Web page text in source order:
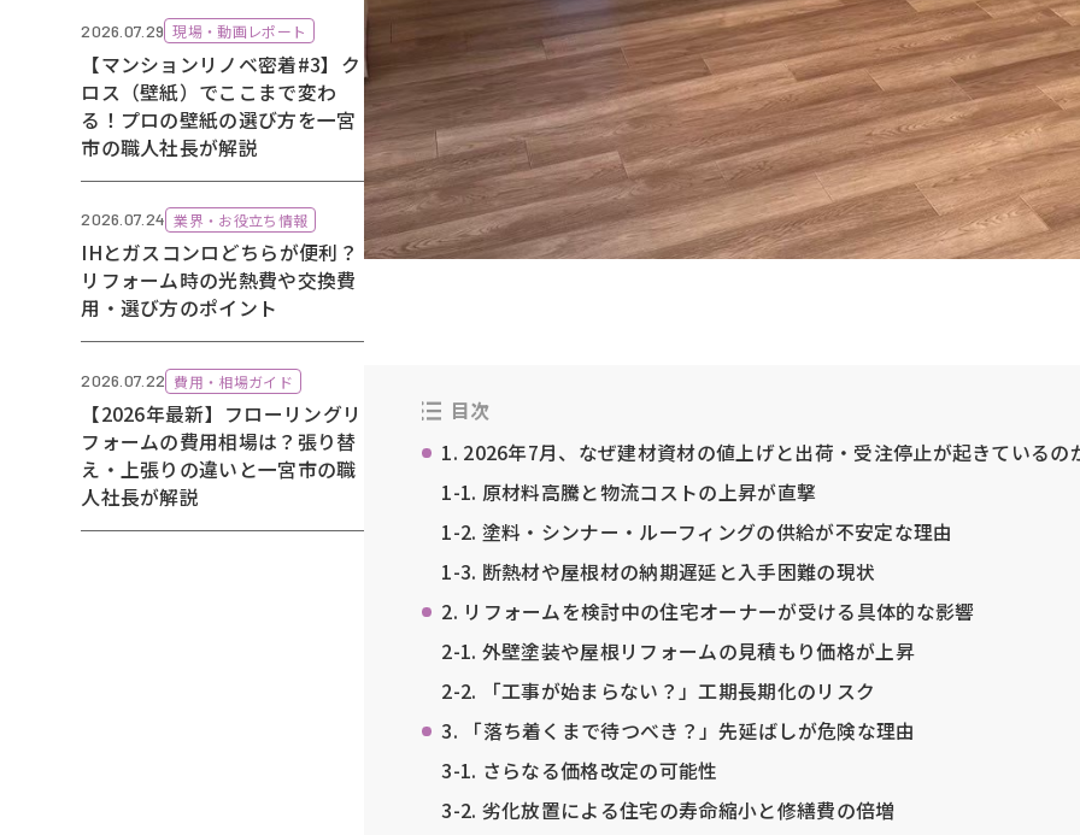
2026.07.29 現場・動画レポート
【マンションリノベ密着#3】ク
ロス（壁紙）でここまで変わ
る！プロの壁紙の選び方を一宮
市の職人社長が解説
2026.07.24 業界・お役立ち情報
IHとガスコンロどちらが便利？
リフォーム時の光熱費や交換費
用・選び方のポイント
2026.07.22 費用・相場ガイド
【2026年最新】フローリングリ
フォームの費用相場は？張り替
え・上張りの違いと一宮市の職
人社長が解説
目次
1. 2026年7月、なぜ建材資材の値上げと出荷・受注停止が起きているの
1-1. 原材料高騰と物流コストの上昇が直撃
1-2. 塗料・シンナー・ルーフィングの供給が不安定な理由
1-3. 断熱材や屋根材の納期遅延と入手困難の現状
2. リフォームを検討中の住宅オーナーが受ける具体的な影響
2-1. 外壁塗装や屋根リフォームの見積もり価格が上昇
2-2. 「工事が始まらない？」工期長期化のリスク
3. 「落ち着くまで待つべき？」先延ばしが危険な理由
3-1. さらなる価格改定の可能性
3-2. 劣化放置による住宅の寿命縮小と修繕費の倍増